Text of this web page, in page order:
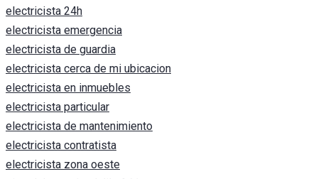
electricista 24h
electricista emergencia
electricista de guardia
electricista cerca de mi ubicacion
electricista en inmuebles
electricista particular
electricista de mantenimiento
electricista contratista
electricista zona oeste